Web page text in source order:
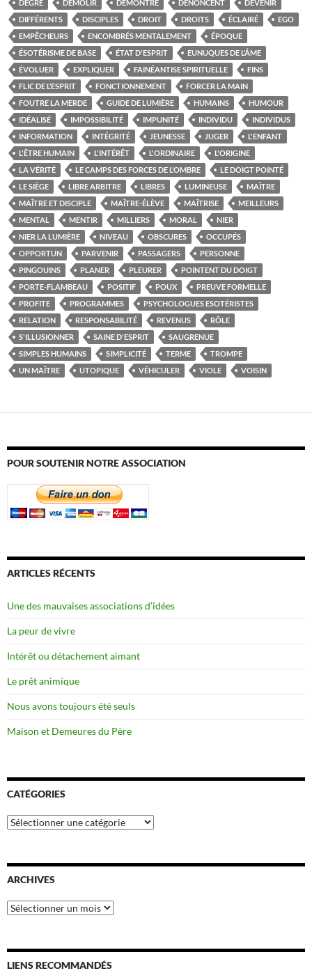
DEGRÉ DÉMOLIR DÉMONTRE DÉNONCENT
DEVENIR
DIFFÉRENTS
DISCIPLES DROIT DROITS ÉCLAIRÉ
EGO
EMPÊCHEURS
ENCOMBRÉS MENTALEMENT
ÉPOQUE
ÉSOTÉRISME DE BASE
ÉTAT D'ESPRIT
EUNUQUES DE L’ÂME
ÉVOLUER
EXPLIQUER FAINÉANTISE SPIRITUELLE
FINS
FLIC DE L’ESPRIT
FONCTIONNEMENT
FORCER LA MAIN
FOUTRE LA MERDE
GUIDE DE LUMIÈRE HUMAINS
HUMOUR
IDÉALISÉ
IMPOSSIBILITÉ IMPUNITÉ INDIVIDU
INDIVIDUS
INFORMATION
INTÉGRITÉ JEUNESSE JUGER
L'ENFANT
L'ÊTRE HUMAIN
L'INTÉRÊT L'ORDINAIRE
L'ORIGINE
LA VÉRITÉ
LE CAMPS DES FORCES DE L’OMBRE
LE DOIGT POINTÉ
LE SIÈGE
LIBRE ARBITRE LIBRES LUMINEUSE
MAÎTRE
MAÎTRE ET DISCIPLE
MAÎTRE-ÉLÈVE MAÎTRISE
MEILLEURS
MENTAL
MENTIR MILLIERS MORAL
NIER
NIER LA LUMIÈRE
NIVEAU OBSCURES
OCCUPÉS
OPPORTUN
PARVENIR PASSAGERS
PERSONNE
PINGOUINS
PLANER PLEURER
POINTENT DU DOIGT
PORTE-FLAMBEAU
POSITIF POUX
PREUVE FORMELLE
PROFITE
PROGRAMMES
PSYCHOLOGUES ESOTÉRISTES
RELATION
RESPONSABILITÉ REVENUS
RÔLE
S'ILLUSIONNER
SAINE D'ESPRIT
SAUGRENUE
SIMPLES HUMAINS
SIMPLICITÉ TERME
TROMPE
UN MAÎTRE
UTOPIQUE VÉHICULER VIOLE VOISIN
POUR SOUTENIR NOTRE ASSOCIATION
ARTICLES RÉCENTS
Une des mauvaises associations d’idées
La peur de vivre
Intérêt ou détachement aimant
Le prêt animique
Nous avons toujours été seuls
Maison et Demeures du Père
CATÉGORIES
Catégories
ARCHIVES
Archives
LIENS RECOMMANDÉS